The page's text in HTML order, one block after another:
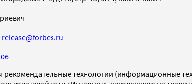
release@forbes.ru
технологии (информационные